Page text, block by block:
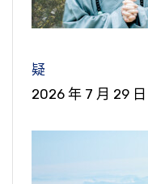
疑
2026 年 7 月 29 日